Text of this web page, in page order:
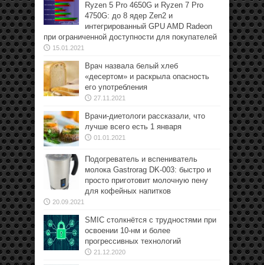
Ryzen 5 Pro 4650G и Ryzen 7 Pro
4750G: до 8 ядер Zen2 и
интегрированный GPU AMD Radeon
при ограниченной доступности для покупателей
15.01.2021
Врач назвала белый хлеб
«десертом» и раскрыла опасность
его употребления
27.11.2021
Врачи-диетологи рассказали, что
лучше всего есть 1 января
01.01.2021
Подогреватель и вспениватель
молока Gastrorag DK-003: быстро и
просто приготовит молочную пену
для кофейных напитков
20.09.2021
SMIC столкнётся с трудностями при
освоении 10-нм и более
прогрессивных технологий
21.12.2020